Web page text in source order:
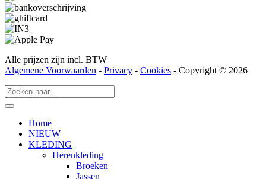
Alle prijzen zijn incl. BTW
Algemene Voorwaarden - Privacy - Cookies - Copyright © 2026
Home
NIEUW
KLEDING
Herenkleding
Broeken
Jassen